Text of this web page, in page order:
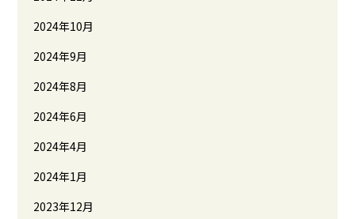
2024年10月
2024年9月
2024年8月
2024年6月
2024年4月
2024年1月
2023年12月